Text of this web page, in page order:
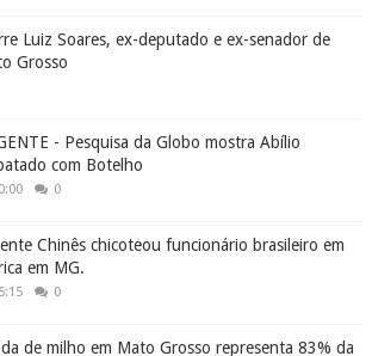
Luiz Soares, ex-deputado e ex-senador de
Grosso
- Pesquisa da Globo mostra Abílio
com Botelho
0
Chinês chicoteou funcionário brasileiro em
em MG.
0
de milho em Mato Grosso representa 83% da